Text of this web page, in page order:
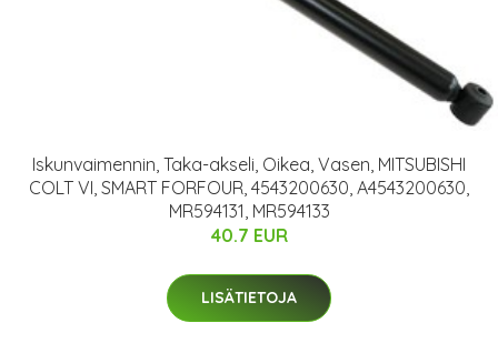
Iskunvaimennin, Taka-akseli, Oikea, Vasen, MITSUBISHI
COLT VI, SMART FORFOUR, 4543200630, A4543200630,
MR594131, MR594133
40.7 EUR
LISÄTIETOJA